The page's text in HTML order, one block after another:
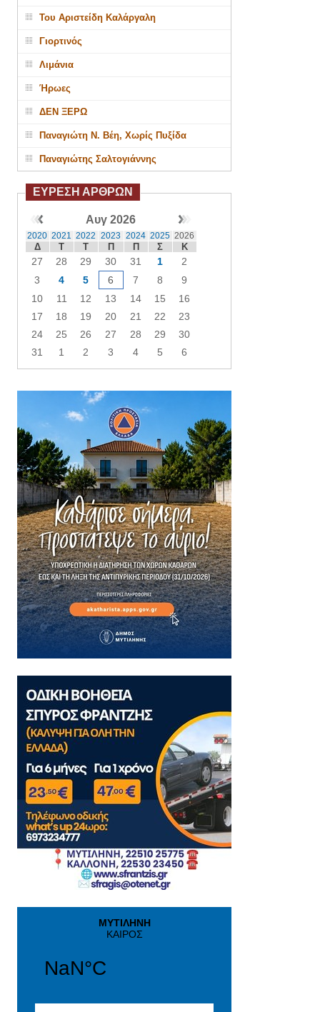
Του Αριστείδη Καλάργαλη
Γιορτινός
Λιμάνια
Ήρωες
ΔΕΝ ΞΕΡΩ
Παναγιώτη Ν. Βέη, Χωρίς Πυξίδα
Παναγιώτης Σαλτογιάννης
ΕΥΡΕΣΗ ΑΡΘΡΩΝ
Αυγ 2026
2020 2021 2022 2023 2024 2025 2026
Δ Τ Τ Π Π Σ Κ
27 28 29 30 31 1
2
3
4 5 6 7 8
9
10
11 12 13 14 15
16
17
18 19 20 21 22
23
24
25 26 27 28 29
30
31
1 2 3 4 5 6